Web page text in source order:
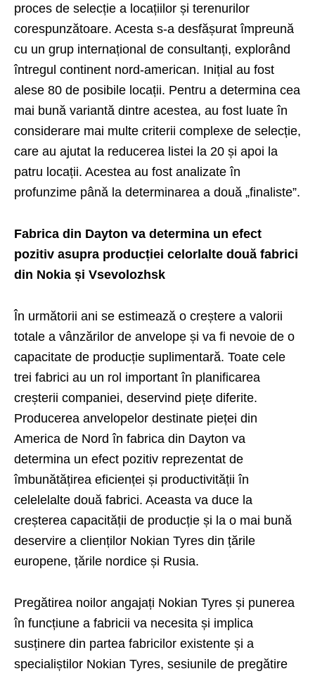
proces de selecție a locațiilor și terenurilor
corespunzătoare. Acesta s-a desfășurat împreună
cu un grup internațional de consultanți, explorând
întregul continent nord-american. Inițial au fost
alese 80 de posibile locații. Pentru a determina cea
mai bună variantă dintre acestea, au fost luate în
considerare mai multe criterii complexe de selecție,
care au ajutat la reducerea listei la 20 și apoi la
patru locații. Acestea au fost analizate în
profunzime până la determinarea a două „finaliste”.
Fabrica din Dayton va determina un efect
pozitiv asupra producției celorlalte două fabrici
din Nokia și Vsevolozhsk
În următorii ani se estimează o creștere a valorii
totale a vânzărilor de anvelope și va fi nevoie de o
capacitate de producție suplimentară. Toate cele
trei fabrici au un rol important în planificarea
creșterii companiei, deservind piețe diferite.
Producerea anvelopelor destinate pieței din
America de Nord în fabrica din Dayton va
determina un efect pozitiv reprezentat de
îmbunătățirea eficienței și productivității în
celelelalte două fabrici. Aceasta va duce la
creșterea capacității de producție și la o mai bună
deservire a clienților Nokian Tyres din țările
europene, țările nordice și Rusia.
Pregătirea noilor angajați Nokian Tyres și punerea
în funcțiune a fabricii va necesita și implica
susținere din partea fabricilor existente și a
specialiștilor Nokian Tyres, sesiunile de pregătire